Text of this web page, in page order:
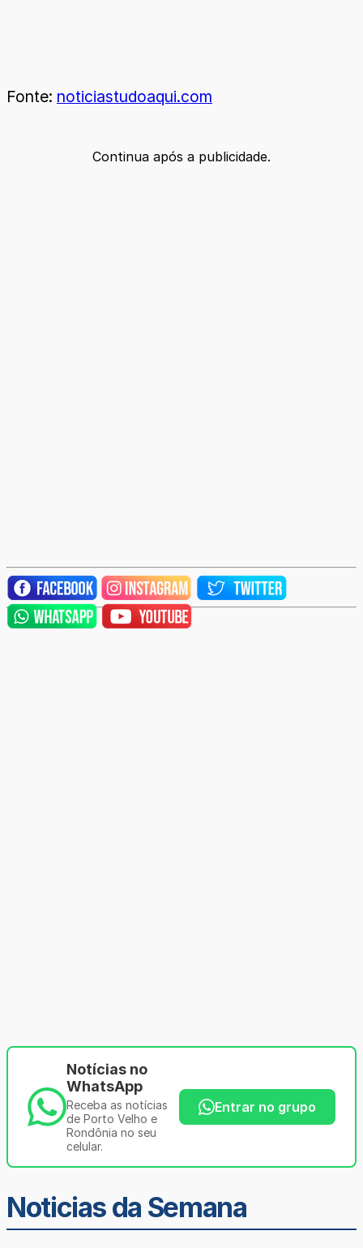
Fonte: noticiastudoaqui.com
Continua após a publicidade.
Notícias no
WhatsApp
Receba as notícias
de Porto Velho e
Rondônia no seu
celular.
Entrar no grupo
Noticias da Semana